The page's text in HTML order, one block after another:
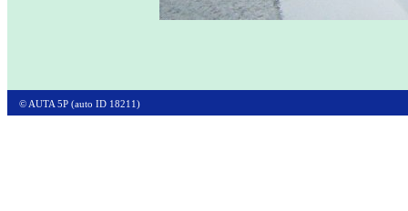
© AUTA 5P (auto ID 18211)